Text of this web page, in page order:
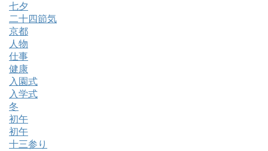
七夕
二十四節気
京都
人物
仕事
健康
入園式
入学式
冬
初午
初午
十三参り